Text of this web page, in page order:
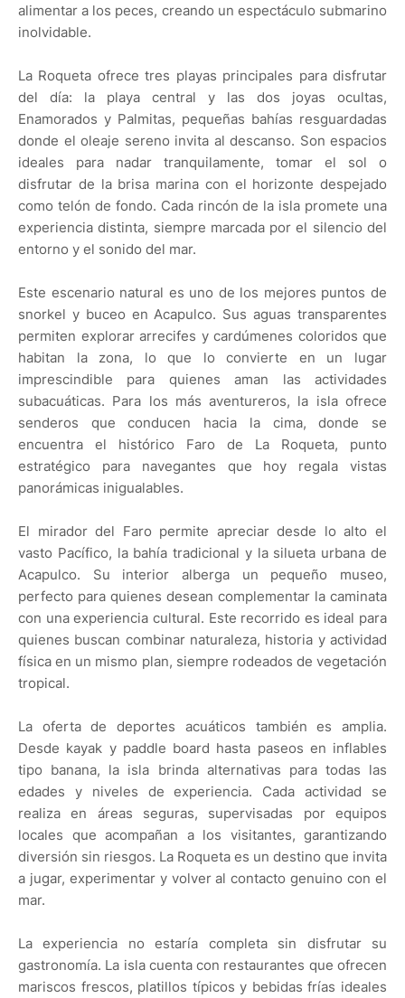
alimentar a los peces, creando un espectáculo submarino
inolvidable.
La Roqueta ofrece tres playas principales para disfrutar
del día: la playa central y las dos joyas ocultas,
Enamorados y Palmitas, pequeñas bahías resguardadas
donde el oleaje sereno invita al descanso. Son espacios
ideales para nadar tranquilamente, tomar el sol o
disfrutar de la brisa marina con el horizonte despejado
como telón de fondo. Cada rincón de la isla promete una
experiencia distinta, siempre marcada por el silencio del
entorno y el sonido del mar.
Este escenario natural es uno de los mejores puntos de
snorkel y buceo en Acapulco. Sus aguas transparentes
permiten explorar arrecifes y cardúmenes coloridos que
habitan la zona, lo que lo convierte en un lugar
imprescindible para quienes aman las actividades
subacuáticas. Para los más aventureros, la isla ofrece
senderos que conducen hacia la cima, donde se
encuentra el histórico Faro de La Roqueta, punto
estratégico para navegantes que hoy regala vistas
panorámicas inigualables.
El mirador del Faro permite apreciar desde lo alto el
vasto Pacífico, la bahía tradicional y la silueta urbana de
Acapulco. Su interior alberga un pequeño museo,
perfecto para quienes desean complementar la caminata
con una experiencia cultural. Este recorrido es ideal para
quienes buscan combinar naturaleza, historia y actividad
física en un mismo plan, siempre rodeados de vegetación
tropical.
La oferta de deportes acuáticos también es amplia.
Desde kayak y paddle board hasta paseos en inflables
tipo banana, la isla brinda alternativas para todas las
edades y niveles de experiencia. Cada actividad se
realiza en áreas seguras, supervisadas por equipos
locales que acompañan a los visitantes, garantizando
diversión sin riesgos. La Roqueta es un destino que invita
a jugar, experimentar y volver al contacto genuino con el
mar.
La experiencia no estaría completa sin disfrutar su
gastronomía. La isla cuenta con restaurantes que ofrecen
mariscos frescos, platillos típicos y bebidas frías ideales